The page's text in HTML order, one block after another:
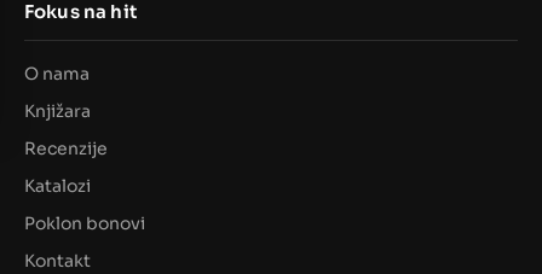
Fokus na hit
O nama
Knjižara
Recenzije
Katalozi
Poklon bonovi
Kontakt